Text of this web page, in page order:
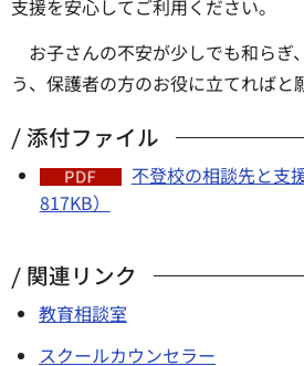
支援を安心してご利用ください。
お子さんの不安が少しでも和らぎ
う、保護者の方のお役に立てればと
添付ファイル
不登校の相談先と支
817KB）
関連リンク
教育相談室
スクールカウンセラー